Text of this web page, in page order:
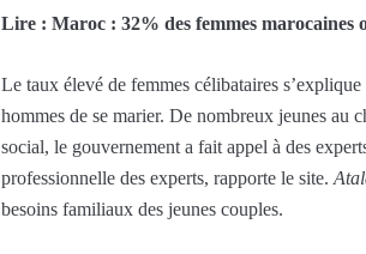
Lire : Maroc : 32% des femmes marocaines
Le taux élevé de femmes célibataires
hommes de se marier. De nombreux jeunes au
social, le gouvernement a fait appel à des
professionnelle des experts, rapporte le site.
besoins familiaux des jeunes couples.